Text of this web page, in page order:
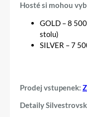
Hosté si mohou
GOLD – 8
stolu)
SILVER – 7
Prodej vstupenek:
Detaily